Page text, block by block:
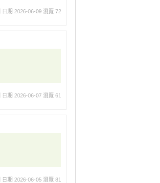
日期 2026-06-09 瀏覽 72
日期 2026-06-07 瀏覽 61
日期 2026-06-05 瀏覽 81